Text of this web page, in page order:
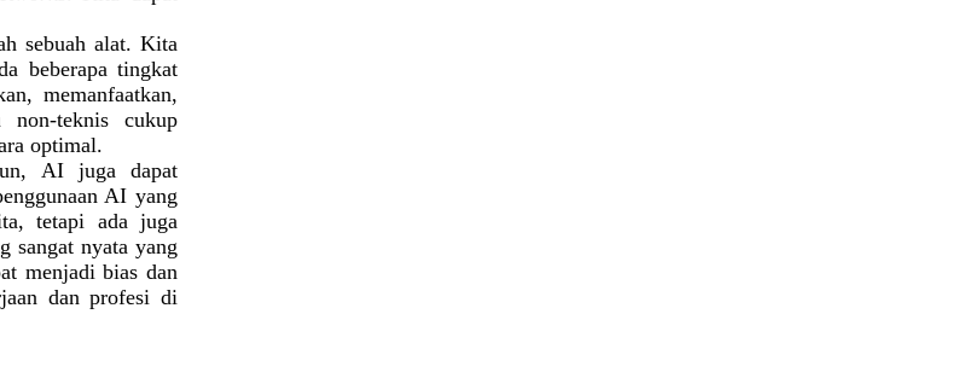
sebuah alat. Kita
beberapa tingkat
memanfaatkan,
non-teknis cukup
optimal.
AI juga dapat
AI yang
tetapi ada juga
sangat nyata yang
menjadi bias dan
dan profesi di